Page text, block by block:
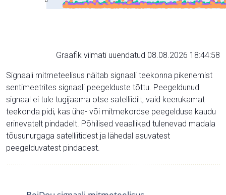
Graafik viimati uuendatud 08.08.2026 18:44:58
Signaali mitmeteelisus näitab signaali teekonna pikenemist
sentimeetrites signaali peegelduste tõttu. Peegeldunud
signaal ei tule tugijaama otse satelliidilt, vaid keerukamat
teekonda pidi, kas ühe- või mitmekordse peegelduse kaudu
erinevatelt pindadelt. Põhilised veaallikad tulenevad madala
tõusunurgaga satelliitidest ja lähedal asuvatest
peegelduvatest pindadest.